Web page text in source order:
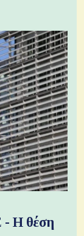
- Η θέση